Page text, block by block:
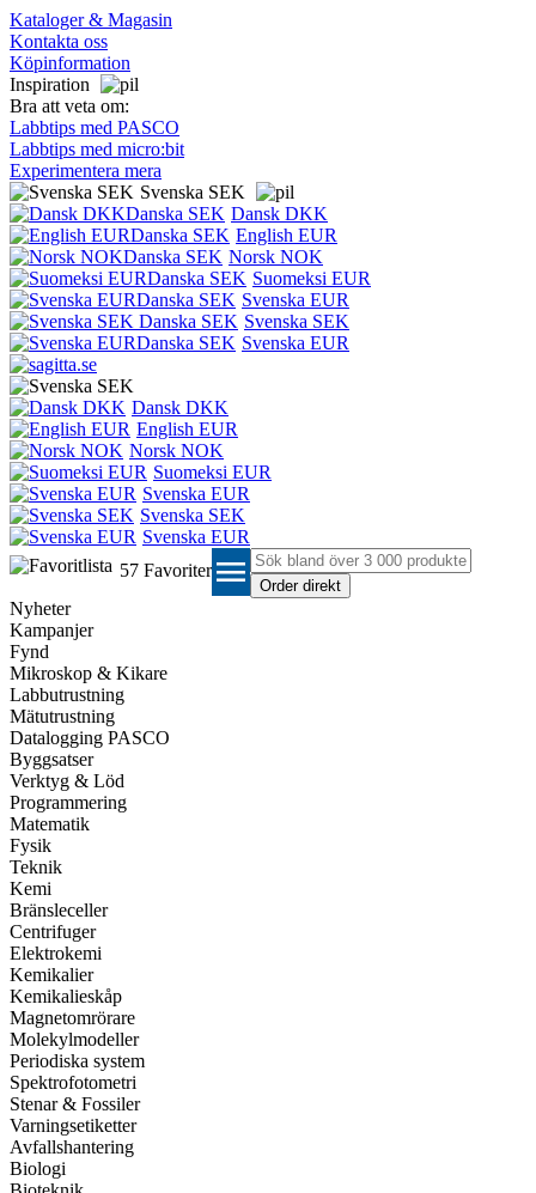
Kataloger & Magasin
Kontakta oss
Köpinformation
Inspiration
Bra att veta om:
Labbtips med PASCO
Labbtips med micro:bit
Experimentera mera
Svenska SEK
Dansk DKK
English EUR
Norsk NOK
Suomeksi EUR
Svenska EUR
Svenska SEK
Svenska EUR
Dansk DKK
English EUR
Norsk NOK
Suomeksi EUR
Svenska EUR
Svenska SEK
Svenska EUR
57 Favoriter menu
Nyheter
Kampanjer
Fynd
Mikroskop & Kikare
Labbutrustning
Mätutrustning
Datalogging PASCO
Byggsatser
Verktyg & Löd
Programmering
Matematik
Fysik
Teknik
Kemi
Bränsleceller
Centrifuger
Elektrokemi
Kemikalier
Kemikalieskåp
Magnetomrörare
Molekylmodeller
Periodiska system
Spektrofotometri
Stenar & Fossiler
Varningsetiketter
Avfallshantering
Biologi